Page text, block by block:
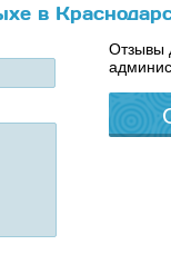
в
Отзывы